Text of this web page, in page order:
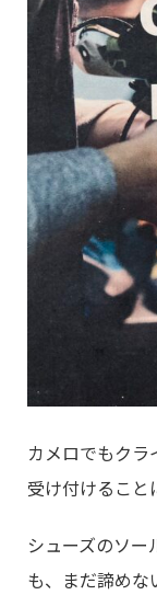
カメロでもク
受け付けること
シューズのソー
も、まだ諦めな